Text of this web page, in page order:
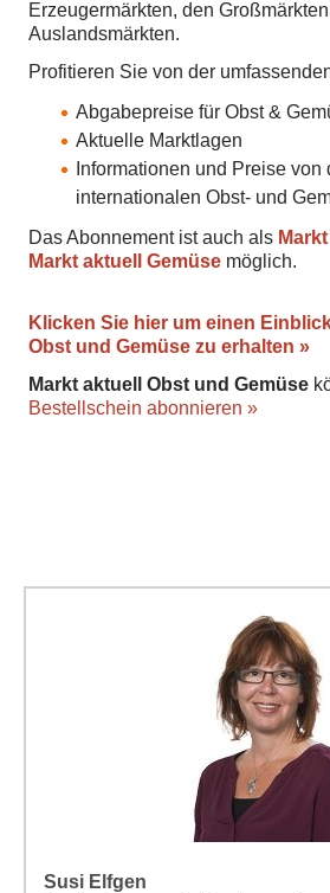
Erzeugermärkten, den
Auslandsmärkten.
Profitieren Sie von der
Abgabepreise für Obst &
Aktuelle Marktlagen
Informationen und Preise
internationalen Obst- und
Das Abonnement ist auch als
Markt aktuell Gemüse möglich.
Klicken Sie hier um einen
Obst und Gemüse zu erhalten »
Markt aktuell Obst und Gemüse
Bestellschein abonnieren »
Susi Elfgen